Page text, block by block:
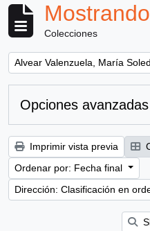
Colecciones
Remove filter:
Alvear Valenzuela, María
Opciones
Imprimir vista previa
Ordenar por: Fecha final
Dirección: Clasificación en